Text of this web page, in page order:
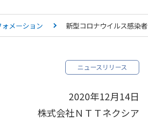
ォメーション 新型コロナウイルス感染
ニュースリリース
2020年12月14日
株式会社ＮＴＴネクシア